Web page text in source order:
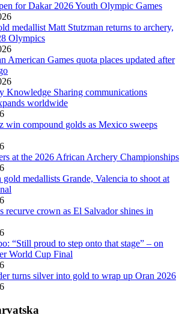
for Dakar 2026 Youth Olympic Games
medallist Matt Stutzman returns to archery,
Olympics
American Games quota places updated after
Knowledge Sharing communications
worldwide
win compound golds as Mexico sweeps
at the 2026 African Archery Championships
gold medallists Grande, Valencia to shoot at
recurve crown as El Salvador shines in
“Still proud to step onto that stage” – on
World Cup Final
turns silver into gold to wrap up Oran 2026